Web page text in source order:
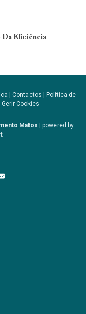
Eficiência
| Contactos | Política de
Gerir Cookies
Matos | powered by